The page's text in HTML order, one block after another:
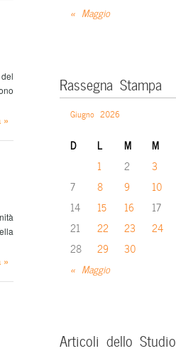
»
»
« Maggio
Rassegna Stampa
Giugno 2026
D L M M
« Maggio
1 2 3
7
8 9 10
14
15 16 17
21
22 23 24
28
29 30
Articoli dello Studio